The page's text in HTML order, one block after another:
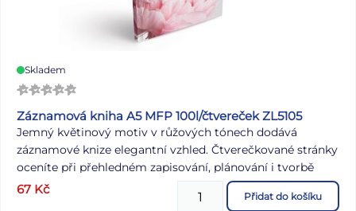
Skladem
Záznamová kniha A5 MFP 100l/čtvereček ZL5105
Jemný květinový motiv v růžových tónech dodává
záznamové knize elegantní vzhled. Čtverečkované stránky
oceníte při přehledném zapisování, plánování i tvorbě
tabulek. Praktický formát A5 se hodí pro každodenní
používání ve škole, v práci i doma. Vazba: V8 Formát: A5
67 Kč Přidat do košíku